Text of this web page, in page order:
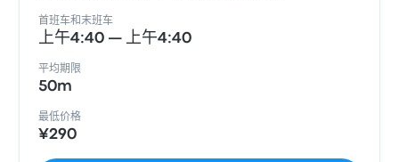
首班车和末班车
上午4:40 — 上午4:40
平均期限
50m
最低价格
¥290